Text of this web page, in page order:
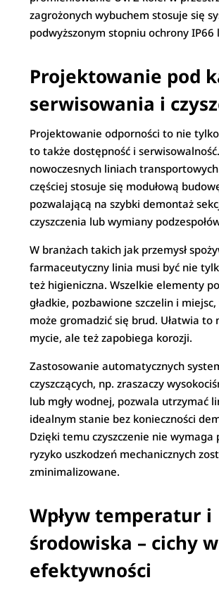
zagrożonych wybuchem stosuje się
podwyższonym stopniu ochrony IP66
Projektowanie pod
serwisowania i
Projektowanie odporności to nie
to także dostępność i
nowoczesnych liniach
częściej stosuje się modułową
pozwalającą na szybki demontaż
czyszczenia lub wymiany
W branżach takich jak przemysł
farmaceutyczny linia musi być nie
też higieniczna. Wszelkie elementy
gładkie, pozbawione szczelin i
może gromadzić się brud. Ułatwia to
mycie, ale też zapobiega korozji.
Zastosowanie automatycznych
czyszczących, np. zraszaczy
lub mgły wodnej, pozwala utrzymać
idealnym stanie bez konieczności
Dzięki temu czyszczenie nie wymaga
ryzyko uszkodzeń mechanicznych
zminimalizowane.
Wpływ temperatur i
środowiska – cichy
efektywności